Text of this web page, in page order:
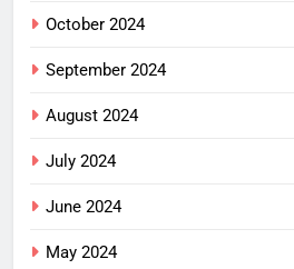
October 2024
September 2024
August 2024
July 2024
June 2024
May 2024